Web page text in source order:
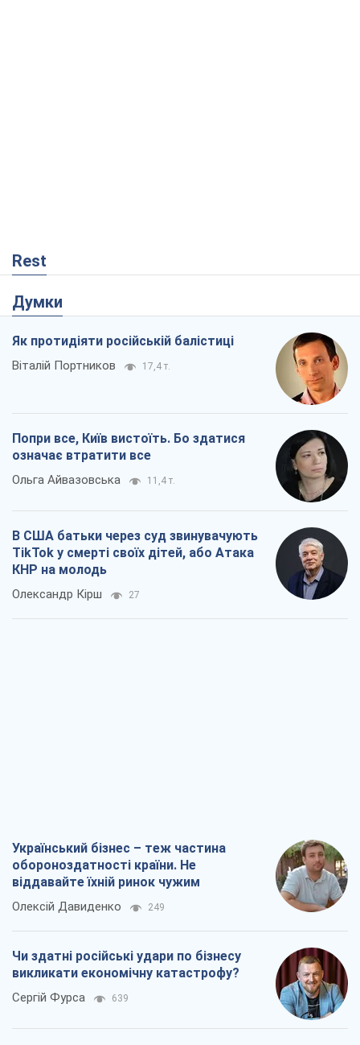
Rest
Думки
Як протидіяти російській балістиці
Віталій Портников 17,4 т.
Попри все, Київ вистоїть. Бо здатися
означає втратити все
Ольга Айвазовська 11,4 т.
В США батьки через суд звинувачують
TikTok у смерті своїх дітей, або Атака
КНР на молодь
Олександр Кірш 27
Український бізнес – теж частина
обороноздатності країни. Не
віддавайте їхній ринок чужим
Олексій Давиденко 249
Чи здатні російські удари по бізнесу
викликати економічну катастрофу?
Сергій Фурса 639